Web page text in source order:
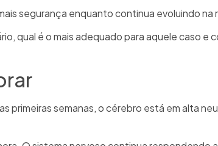
segurança enquanto continua evoluindo na
qual é o mais adequado para aquele caso e
primeiras semanas, o cérebro está em alta